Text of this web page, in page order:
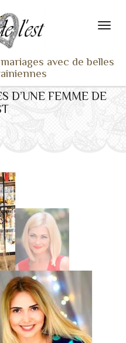
avec de belles
TV
D’UNE FEMME DE